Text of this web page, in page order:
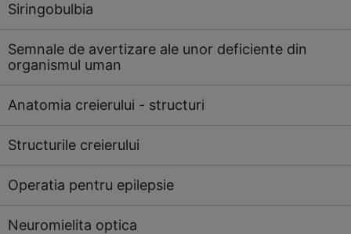
Siringobulbia
Semnale de avertizare ale unor deficiente din
organismul uman
Anatomia creierului - structuri
Structurile creierului
Operatia pentru epilepsie
Neuromielita optica